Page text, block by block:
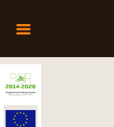
CONSORZIO